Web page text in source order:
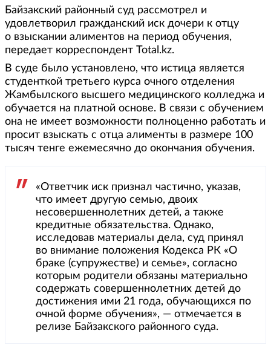
Байзакский районный суд рассмотрел и
удовлетворил гражданский иск дочери к отцу
о взыскании алиментов на период обучения,
передает корреспондент Total.kz.
В суде было установлено, что истица является
студенткой третьего курса очного отделения
Жамбылского высшего медицинского колледжа и
обучается на платной основе. В связи с обучением
она не имеет возможности полноценно работать и
просит взыскать с отца алименты в размере 100
тысяч тенге ежемесячно до окончания обучения.
«Ответчик иск признал частично, указав,
что имеет другую семью, двоих
несовершеннолетних детей, а также
кредитные обязательства. Однако,
исследовав материалы дела, суд принял
во внимание положения Кодекса РК «О
браке (супружестве) и семье», согласно
которым родители обязаны материально
содержать совершеннолетних детей до
достижения ими 21 года, обучающихся по
очной форме обучения», — отмечается в
релизе Байзакского районного суда.